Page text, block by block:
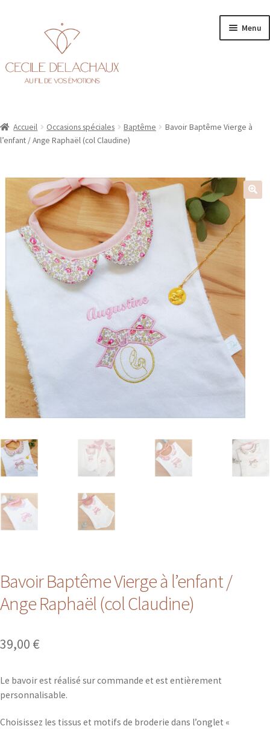
navigation
Menu
Personnalisation
le
Accueil Occasions spéciales Baptême
Bavoir Baptême Vierge à
l’enfant / Ange Raphaël (col Claudine)
Bavoir Baptême Vierge à l’enfant /
Ange Raphaël (col Claudine)
39,00 €
Le bavoir est réalisé sur commande et est entièrement
personnalisable.
Choisissez les tissus et motifs de broderie dans l’onglet «